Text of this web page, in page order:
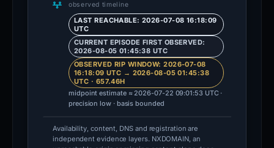
observed timeline
LAST REACHABLE: 2026-07-08 16:18:09
UTC
CURRENT EPISODE FIRST OBSERVED:
2026-08-05 01:45:38 UTC
OBSERVED RIP WINDOW: 2026-07-08
16:18:09 UTC → 2026-08-05 01:45:38
UTC · 657.46H
midpoint estimate ≈ 2026-07-22 09:01:53 UTC ·
precision low · basis bounded
Availability, content, DNS and registration are
independent evidence layers. NXDOMAIN, an